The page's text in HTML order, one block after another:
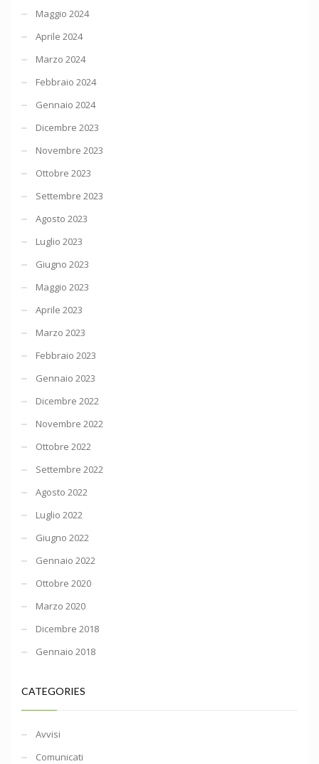
Maggio 2024
Aprile 2024
Marzo 2024
Febbraio 2024
Gennaio 2024
Dicembre 2023
Novembre 2023
Ottobre 2023
Settembre 2023
Agosto 2023
Luglio 2023
Giugno 2023
Maggio 2023
Aprile 2023
Marzo 2023
Febbraio 2023
Gennaio 2023
Dicembre 2022
Novembre 2022
Ottobre 2022
Settembre 2022
Agosto 2022
Luglio 2022
Giugno 2022
Gennaio 2022
Ottobre 2020
Marzo 2020
Dicembre 2018
Gennaio 2018
CATEGORIES
Avvisi
Comunicati